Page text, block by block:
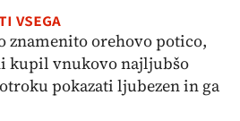
vsega
znamenito orehovo potico,
kupil vnukovo najljubšo
pokazati ljubezen in ga